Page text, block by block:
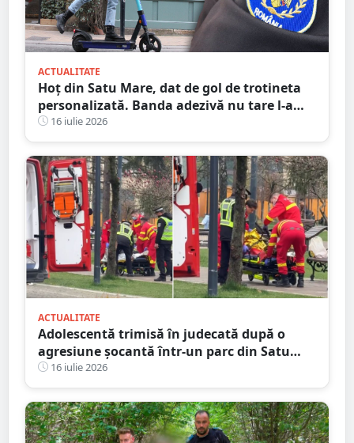
ACTUALITATE
Hoț din Satu Mare, dat de gol de trotineta
personalizată. Banda adezivă nu tare l-a
ajutat
16 iulie 2026
ACTUALITATE
Adolescentă trimisă în judecată după o
agresiune șocantă într-un parc din Satu
Mare. Victima a fost bătută până și-a
pierdut cunoștința
16 iulie 2026